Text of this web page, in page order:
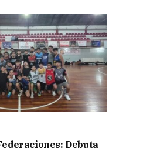
Debuta